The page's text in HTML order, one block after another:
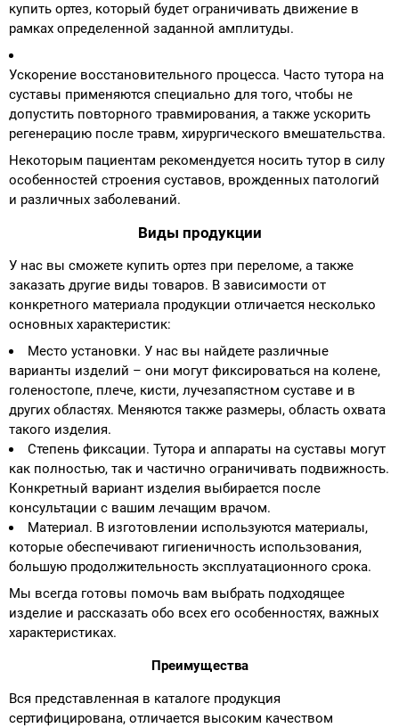
купить ортез, который будет ограничивать движение в
рамках определенной заданной амплитуды.
Ускорение восстановительного процесса. Часто тутора на
суставы применяются специально для того, чтобы не
допустить повторного травмирования, а также ускорить
регенерацию после травм, хирургического вмешательства.
Некоторым пациентам рекомендуется носить тутор в силу
особенностей строения суставов, врожденных патологий
и различных заболеваний.
Виды продукции
У нас вы сможете купить ортез при переломе, а также
заказать другие виды товаров. В зависимости от
конкретного материала продукции отличается несколько
основных характеристик:
Место установки. У нас вы найдете различные
варианты изделий – они могут фиксироваться на колене,
голеностопе, плече, кисти, лучезапястном суставе и в
других областях. Меняются также размеры, область охвата
такого изделия.
Степень фиксации. Тутора и аппараты на суставы могут
как полностью, так и частично ограничивать подвижность.
Конкретный вариант изделия выбирается после
консультации с вашим лечащим врачом.
Материал. В изготовлении используются материалы,
которые обеспечивают гигиеничность использования,
большую продолжительность эксплуатационного срока.
Мы всегда готовы помочь вам выбрать подходящее
изделие и рассказать обо всех его особенностях, важных
характеристиках.
Преимущества
Вся представленная в каталоге продукция
сертифицирована, отличается высоким качеством